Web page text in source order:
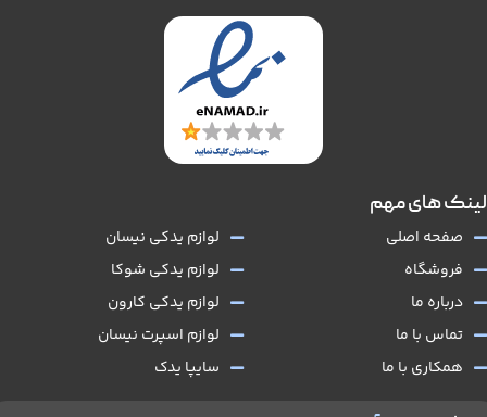
لینک های مهم
صفحه اصلی
فروشگاه
درباره ما
تماس با ما
همکاری با ما
لوازم یدکی نیسان
لوازم یدکی شوکا
لوازم یدکی کارون
لوازم اسپرت نیسان
سایپا یدک